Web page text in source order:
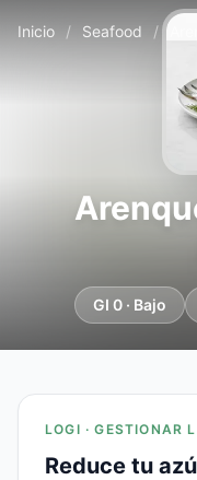
Inicio / Seafood /
GI 0 · Bajo
LOGI · GESTIONAR
Reduce tu